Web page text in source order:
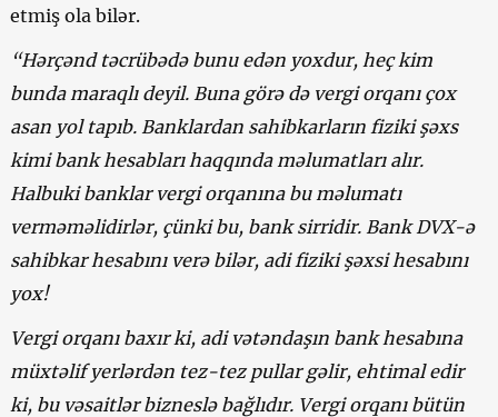
etmiş ola bilər.
“Hərçənd təcrübədə bunu edən yoxdur, heç kim
bunda maraqlı deyil. Buna görə də vergi orqanı çox
asan yol tapıb. Banklardan sahibkarların fiziki şəxs
kimi bank hesabları haqqında məlumatları alır.
Halbuki banklar vergi orqanına bu məlumatı
verməməlidirlər, çünki bu, bank sirridir. Bank DVX-ə
sahibkar hesabını verə bilər, adi fiziki şəxsi hesabını
yox!
Vergi orqanı baxır ki, adi vətəndaşın bank hesabına
müxtəlif yerlərdən tez-tez pullar gəlir, ehtimal edir
ki, bu vəsaitlər bizneslə bağlıdır. Vergi orqanı bütün